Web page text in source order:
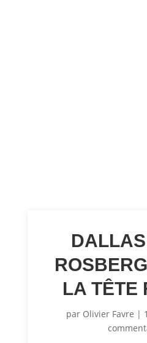
LA TÊTE
par Olivier Favre |